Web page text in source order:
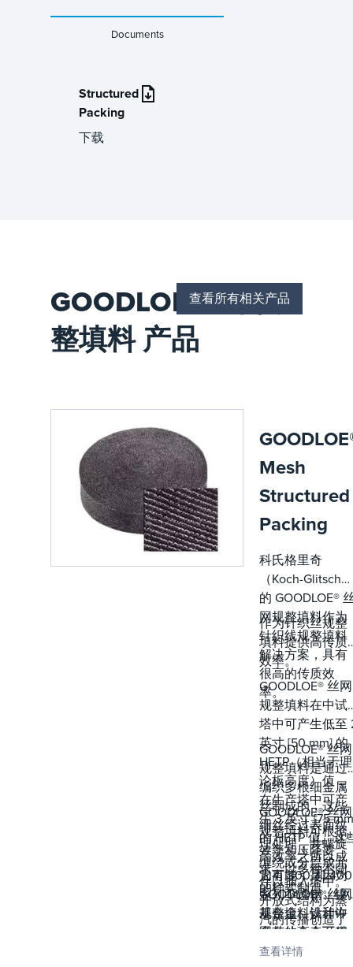
Documents
Structured
Packing
下载
GOODLOE® 丝网规
整填料 产品
查看所有相关产品
Mesh
Structured
Packing
科氏格里奇
（Koch-Glitsch）
的 GOODLOE®
网规整填料作为
针织线规整填料
解决方案，具有
很高的传质效
率。
作为针织丝规整
填料提供高传质
效率。
GOODLOE® 丝网
规整填料在中试
塔中可产生低至
英寸 [50 mm] 的
HETP（相当于理
论板高度）值，
在生产塔中可产
生 3 英寸 [75
的 HETP 值。这
高效率之所以成
为可能，是因为
GOODLOE® 丝网
规整填料设计中
固有的高表面积
与体积比。
GOODLOE® 丝网
规整填料是通过
编织多根细金属
丝制成的，这些
细丝经过表面纹
理处理，并螺旋
缠绕或分层成元
件以插入塔中。
开放式结构为蒸
汽的传播创造了
同时提供了高空
GOODLOE® 丝网
规整填料可根据
效率和压降要
求，以多种不同
的样式制造。
它有 300 和 400
系列不锈钢、镍
基合金、钛和许
多其他合金可供
选择。
查看详情